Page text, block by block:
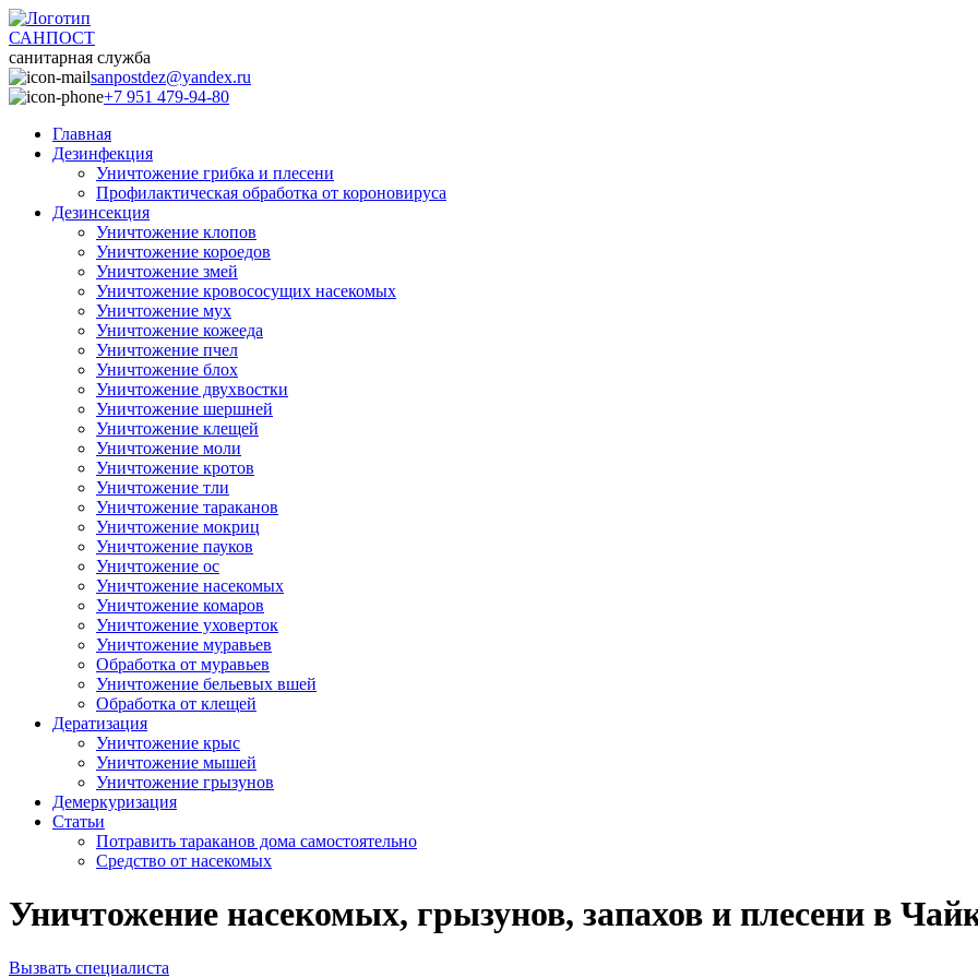
САНПОСТ
санитарная служба
sanpostdez@yandex.ru
+7 951 479-94-80
Главная
Дезинфекция
Уничтожение грибка и плесени
Профилактическая обработка от короновируса
Дезинсекция
Уничтожение клопов
Уничтожение короедов
Уничтожение змей
Уничтожение кровососущих насекомых
Уничтожение мух
Уничтожение кожееда
Уничтожение пчел
Уничтожение блох
Уничтожение двухвостки
Уничтожение шершней
Уничтожение клещей
Уничтожение моли
Уничтожение кротов
Уничтожение тли
Уничтожение тараканов
Уничтожение мокриц
Уничтожение пауков
Уничтожение ос
Уничтожение насекомых
Уничтожение комаров
Уничтожение уховерток
Уничтожение муравьев
Обработка от муравьев
Уничтожение бельевых вшей
Обработка от клещей
Дератизация
Уничтожение крыс
Уничтожение мышей
Уничтожение грызунов
Демеркуризация
Статьи
Потравить тараканов дома самостоятельно
Средство от насекомых
Уничтожение насекомых, грызунов, запахов и плесени в
Вызвать специалиста